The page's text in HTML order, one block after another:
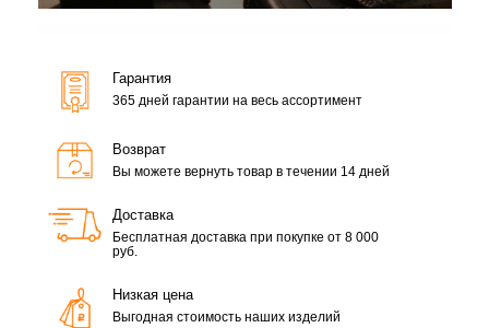
Гарантия
365 дней гарантии на весь ассортимент
Возврат
Вы можете вернуть товар в течении 14 дней
Доставка
Бесплатная доставка при покупке от 8 000
руб.
Низкая цена
Выгодная стоимость наших изделий